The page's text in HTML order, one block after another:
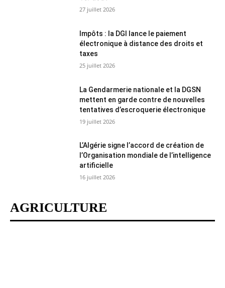
27 juillet 2026
Impôts : la DGI lance le paiement
électronique à distance des droits et
taxes
25 juillet 2026
La Gendarmerie nationale et la DGSN
mettent en garde contre de nouvelles
tentatives d’escroquerie électronique
19 juillet 2026
L’Algérie signe l’accord de création de
l’Organisation mondiale de l’intelligence
artificielle
16 juillet 2026
AGRICULTURE